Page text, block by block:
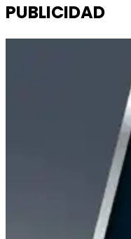
PUBLICIDAD